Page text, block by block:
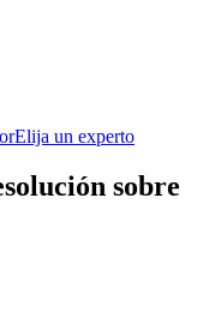
Elija un experto
sobre